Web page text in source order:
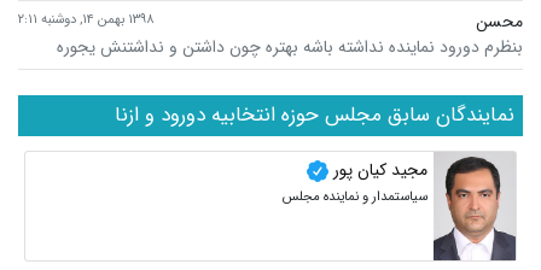
محسن
۱۳۹۸ بهمن ۱۴, دوشنبه ۲:۱۱
بنظرم دورود نماینده نداشته باشه بهتره چون داشتن و نداشتنش یجوره
نمایندگان سابق مجلس حوزه انتخابیه دورود و ازنا
مجید کیان پور
سیاستمدار و نماینده مجلس